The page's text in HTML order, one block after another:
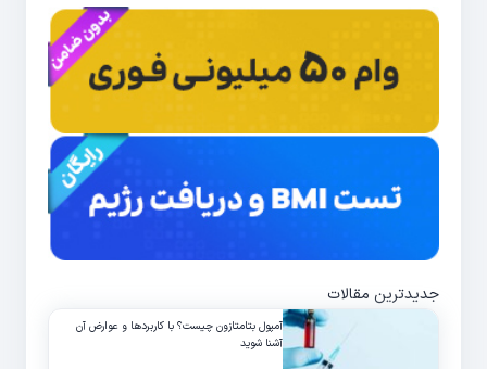
جدیدترین مقالات
آمپول بتامتازون چیست؟ با کاربردها و عوارض آن
آشنا شوید